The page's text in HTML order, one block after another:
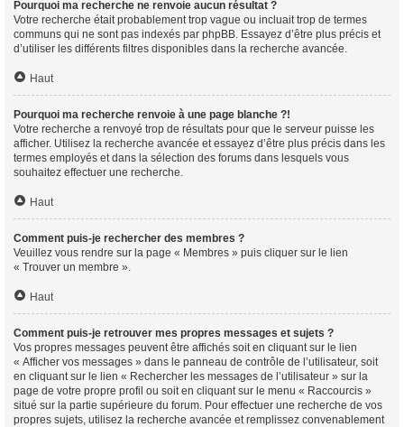
Pourquoi ma recherche ne renvoie aucun résultat ?
Votre recherche était probablement trop vague ou incluait trop de termes
communs qui ne sont pas indexés par phpBB. Essayez d’être plus précis et
d’utiliser les différents filtres disponibles dans la recherche avancée.
Haut
Pourquoi ma recherche renvoie à une page blanche ?!
Votre recherche a renvoyé trop de résultats pour que le serveur puisse les
afficher. Utilisez la recherche avancée et essayez d’être plus précis dans les
termes employés et dans la sélection des forums dans lesquels vous
souhaitez effectuer une recherche.
Haut
Comment puis-je rechercher des membres ?
Veuillez vous rendre sur la page « Membres » puis cliquer sur le lien
« Trouver un membre ».
Haut
Comment puis-je retrouver mes propres messages et sujets ?
Vos propres messages peuvent être affichés soit en cliquant sur le lien
« Afficher vos messages » dans le panneau de contrôle de l’utilisateur, soit
en cliquant sur le lien « Rechercher les messages de l’utilisateur » sur la
page de votre propre profil ou soit en cliquant sur le menu « Raccourcis »
situé sur la partie supérieure du forum. Pour effectuer une recherche de vos
propres sujets, utilisez la recherche avancée et remplissez convenablement